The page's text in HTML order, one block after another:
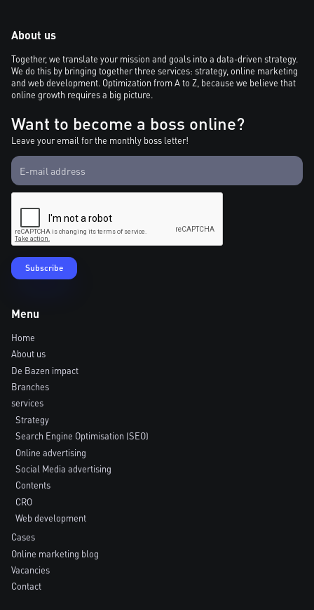
About us
Together, we translate your mission and goals into a data-driven strategy.
We do this by bringing together three services: strategy, online marketing
and web development. Optimization from A to Z, because we believe that
online growth requires a big picture.
Want to become a boss online?
Leave your email for the monthly boss letter!
Menu
Home
About us
De Bazen impact
Branches
services
Strategy
Search Engine Optimisation (SEO)
Online advertising
Social Media advertising
Contents
CRO
Web development
Cases
Online marketing blog
Vacancies
Contact